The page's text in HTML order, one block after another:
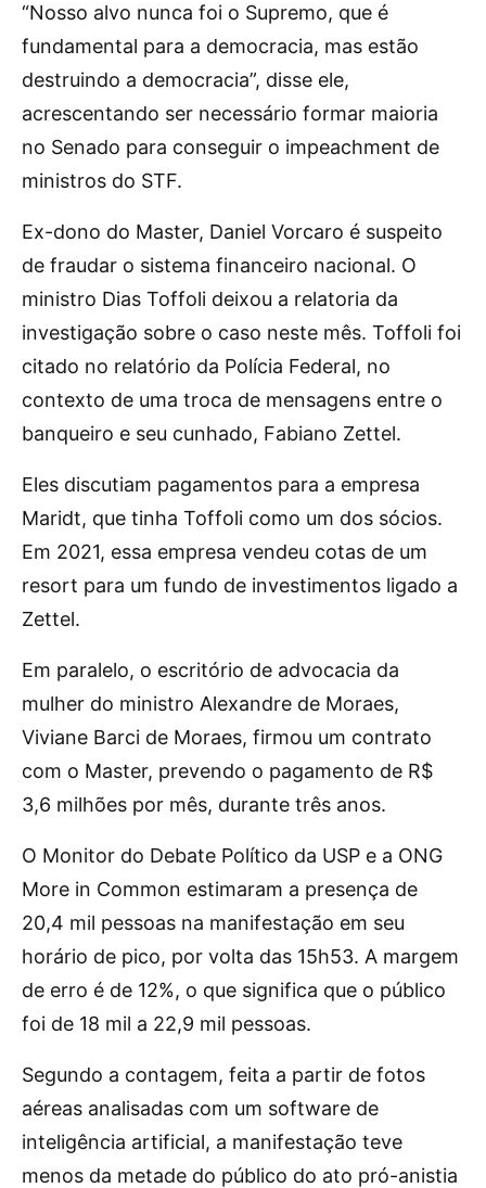
“Nosso alvo nunca foi o Supremo, que é
fundamental para a democracia, mas estão
destruindo a democracia”, disse ele,
acrescentando ser necessário formar maioria
no Senado para conseguir o impeachment de
ministros do STF.
Ex-dono do Master, Daniel Vorcaro é suspeito
de fraudar o sistema financeiro nacional. O
ministro Dias Toffoli deixou a relatoria da
investigação sobre o caso neste mês. Toffoli foi
citado no relatório da Polícia Federal, no
contexto de uma troca de mensagens entre o
banqueiro e seu cunhado, Fabiano Zettel.
Eles discutiam pagamentos para a empresa
Maridt, que tinha Toffoli como um dos sócios.
Em 2021, essa empresa vendeu cotas de um
resort para um fundo de investimentos ligado a
Zettel.
Em paralelo, o escritório de advocacia da
mulher do ministro Alexandre de Moraes,
Viviane Barci de Moraes, firmou um contrato
com o Master, prevendo o pagamento de R$
3,6 milhões por mês, durante três anos.
O Monitor do Debate Político da USP e a ONG
More in Common estimaram a presença de
20,4 mil pessoas na manifestação em seu
horário de pico, por volta das 15h53. A margem
de erro é de 12%, o que significa que o público
foi de 18 mil a 22,9 mil pessoas.
Segundo a contagem, feita a partir de fotos
aéreas analisadas com um software de
inteligência artificial, a manifestação teve
menos da metade do público do ato pró-anistia